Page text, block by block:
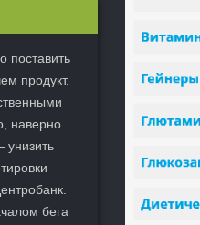
поставить
продукт.
наверно.
бега